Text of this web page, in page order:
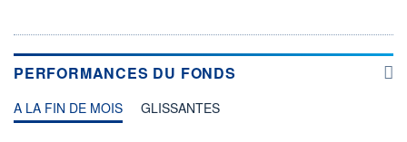
PERFORMANCES DU FONDS
A LA FIN DE MOIS GLISSANTES